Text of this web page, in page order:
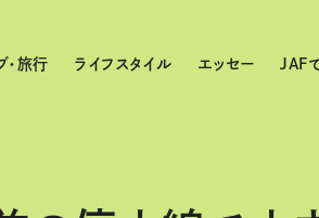
・旅行 ライフスタイル エッセー JAF